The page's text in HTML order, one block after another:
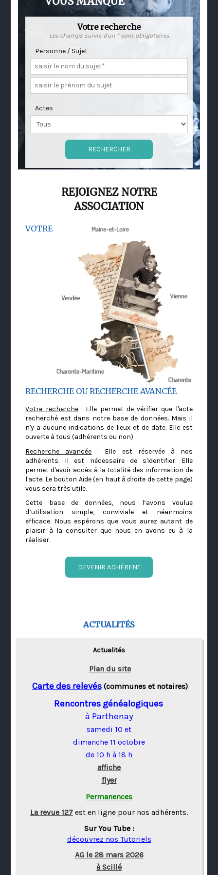
Votre recherche
Les champs suivis d'un * sont obligatoires
Personne / Sujet
Actes
REJOIGNEZ NOTRE
ASSOCIATION
VOTRE
RECHERCHE OU RECHERCHE AVANCÉE
Votre recherche: Elle permet de vérifier que l'acte
recherché est dans notre base de données. Mais il
n'y a aucune indications de lieux et de date. Elle est
ouverte à tous (adhérents ou non)
Recherche avancée : Elle est réservée à nos
adhérents. Il est nécessaire de s'identifier. Elle
permet d'avoir accès à la totalité des information de
l'acte. Le bouton Aide (en haut à droite de cette page)
vous sera très utile.
Cette base de données, nous l’avons voulue
d’utilisation simple, conviviale et néanmoins
efficace. Nous espérons que vous aurez autant de
plaisir à la consulter que nous en avons eu à la
réaliser.
DEVENIR ADHÉRENT
ACTUALITÉS
Actualités
Plan du site
Carte des relevés(communes et notaires)
Rencontres généalogiques
à Parthenay
samedi 10 et
dimanche 11 octobre
de 10 h à 18 h
affiche
flyer
Permanences
La revue 127 est en ligne pour nos adhérents.
Sur You Tube :
découvrez nos Tutoriels
AG le 28 mars 2026
à Scillé